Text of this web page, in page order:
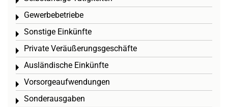
Gewerbebetriebe
Toggle menu
Sonstige Einkünfte
Toggle menu
Private Veräußerungsgeschäfte
Toggle menu
Ausländische Einkünfte
Toggle menu
Vorsorgeaufwendungen
Toggle menu
Sonderausgaben
Toggle menu